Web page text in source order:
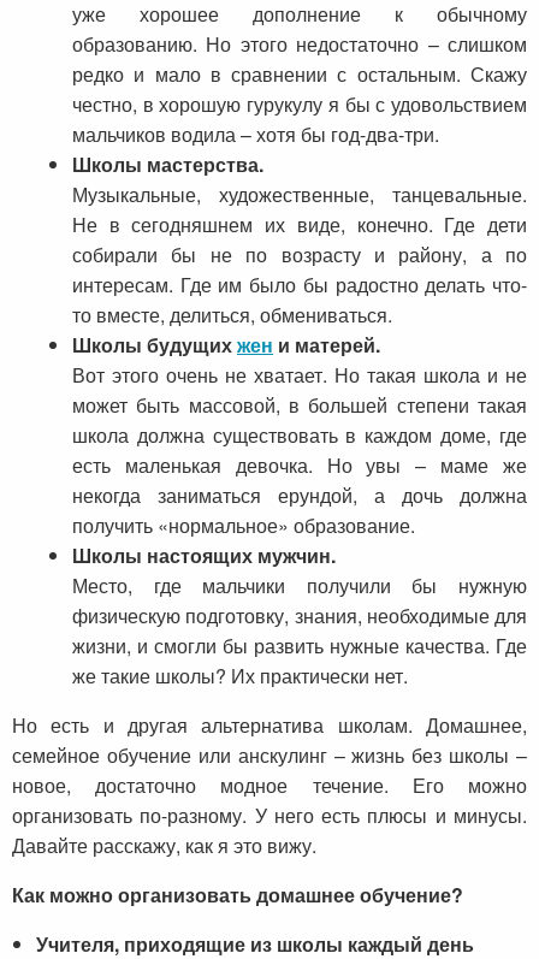
уже хорошее дополнение к обычному
образованию. Но этого недостаточно – слишком
редко и мало в сравнении с остальным. Скажу
честно, в хорошую гурукулу я бы с удовольствием
мальчиков водила – хотя бы год-два-три.
Школы мастерства.
Музыкальные, художественные, танцевальные.
Не в сегодняшнем их виде, конечно. Где дети
собирали бы не по возрасту и району, а по
интересам. Где им было бы радостно делать что-
то вместе, делиться, обмениваться.
Школы будущихжен и матерей.
Вот этого очень не хватает. Но такая школа и не
может быть массовой, в большей степени такая
школа должна существовать в каждом доме, где
есть маленькая девочка. Но увы – маме же
некогда заниматься ерундой, а дочь должна
получить «нормальное» образование.
Школы настоящих мужчин.
Место, где мальчики получили бы нужную
физическую подготовку, знания, необходимые для
жизни, и смогли бы развить нужные качества. Где
же такие школы? Их практически нет.
Но есть и другая альтернатива школам. Домашнее,
семейное обучение или анскулинг – жизнь без школы –
новое, достаточно модное течение. Его можно
организовать по-разному. У него есть плюсы и минусы.
Давайте расскажу, как я это вижу.
Как можно организовать домашнее обучение?
Учителя, приходящие из школы каждый день